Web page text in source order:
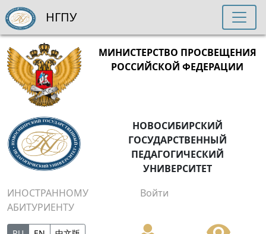
МИНИСТЕРСТВО ПРОСВЕЩЕНИЯ
РОССИЙСКОЙ ФЕДЕРАЦИИ
НОВОСИБИРСКИЙ
ГОСУДАРСТВЕННЫЙ
ПЕДАГОГИЧЕСКИЙ
УНИВЕРСИТЕТ
ИНОСТРАННОМУ
АБИТУРИЕНТУ
Войти
НГПУ